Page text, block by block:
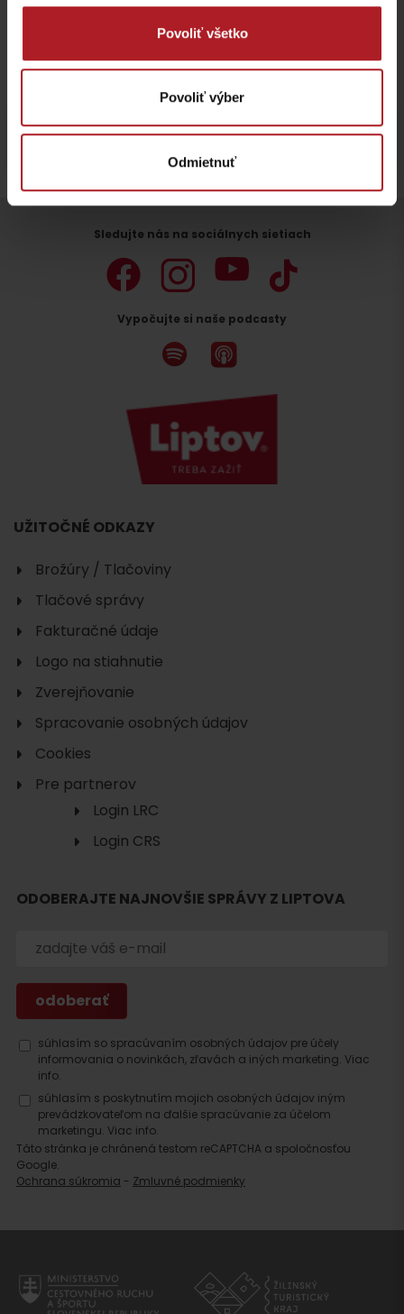
Povoliť všetko
Povoliť výber
Odmietnuť
Zostaňte na Liptove! Hľadať ubytovanie
Odchod
Hľadať
ubytovanie
Sledujte nás na sociálnych sietiach
Vypočujte si naše podcasty
UŽITOČNÉ ODKAZY
Brožúry / Tlačoviny
Tlačové správy
Fakturačné údaje
Logo na stiahnutie
Zverejňovanie
Spracovanie osobných údajov
Cookies
Pre partnerov
Login LRC
Login CRS
ODOBERAJTE NAJNOVŠIE SPRÁVY Z LIPTOVA
súhlasím so spracúvaním osobných údajov pre účely
informovania o novinkách, zľavách a iných marketing. Viac
info.
súhlasím s poskytnutím mojich osobných údajov iným
prevádzkovateľom na ďalšie spracúvanie za účelom
marketingu. Viac info.
Táto stránka je chránená testom reCAPTCHA a spoločnosťou
Google.
Ochrana súkromia - Zmluvné podmienky